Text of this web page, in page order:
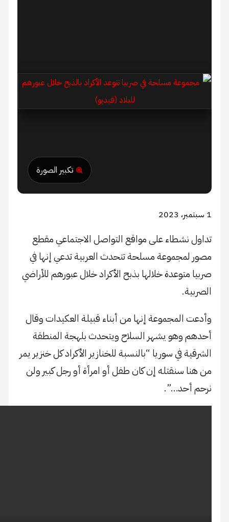
تكبير الصورة
نشطاء على مواقع التواصل الاجتماعي مقطع
لمجموعة مسلحة تتحدث العربية تدعي إنها في
متوعدة خلالها بذبح الأكراد خلال عبورهم للأراضي
المجموعة إنها من أبناء قبيلة العكيدات وقال
وهو يشهر السلاح ويتحدث بلهجة المنطقة
في سوريا “بالنسبة للخنازير الأكراد كل خنزير يمر
سنقتله إن كان طفل أو امرأة أو رجل كبير ولن
أحد…”.